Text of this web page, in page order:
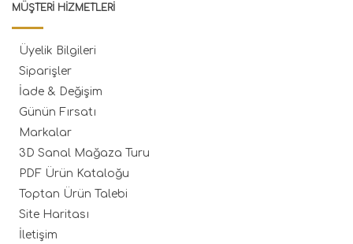
MÜŞTERI HIZMETLERI
Üyelik Bilgileri
Siparişler
İade & Değişim
Günün Fırsatı
Markalar
3D Sanal Mağaza Turu
PDF Ürün Kataloğu
Toptan Ürün Talebi
Site Haritası
İletişim